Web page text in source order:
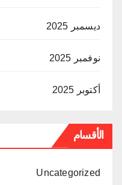
ديسمبر 2025
نوفمبر 2025
أكتوبر 2025
الأقسام
Uncategorized